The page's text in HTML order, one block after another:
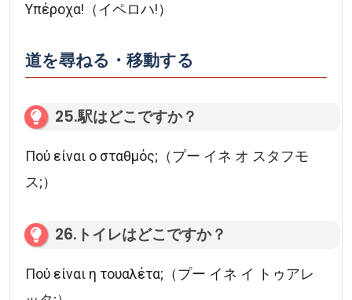
Υπέροχα!（イペロハ!）
道を尋ねる・移動する
25.駅はどこですか？
Πού είναι ο σταθμός;（プー イネ オ スタフモ
ス;）
26.トイレはどこですか？
Πού είναι η τουαλέτα;（プー イネ イ トゥアレ